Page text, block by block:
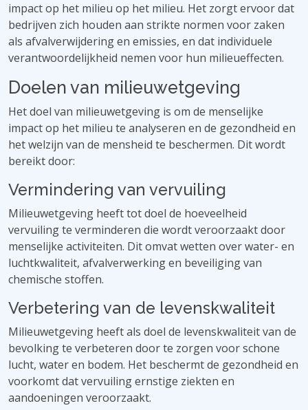
impact op het milieu op het milieu. Het zorgt ervoor dat
bedrijven zich houden aan strikte normen voor zaken
als afvalverwijdering en emissies, en dat individuele
verantwoordelijkheid nemen voor hun milieueffecten.
Doelen van milieuwetgeving
Het doel van milieuwetgeving is om de menselijke
impact op het milieu te analyseren en de gezondheid en
het welzijn van de mensheid te beschermen. Dit wordt
bereikt door:
Vermindering van vervuiling
Milieuwetgeving heeft tot doel de hoeveelheid
vervuiling te verminderen die wordt veroorzaakt door
menselijke activiteiten. Dit omvat wetten over water- en
luchtkwaliteit, afvalverwerking en beveiliging van
chemische stoffen.
Verbetering van de levenskwaliteit
Milieuwetgeving heeft als doel de levenskwaliteit van de
bevolking te verbeteren door te zorgen voor schone
lucht, water en bodem. Het beschermt de gezondheid en
voorkomt dat vervuiling ernstige ziekten en
aandoeningen veroorzaakt.